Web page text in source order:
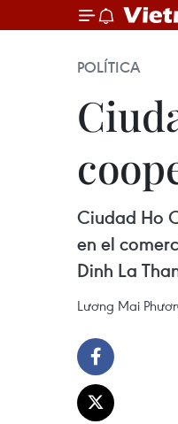
POLÍTICA
Ciudad Ho
en el
Dinh La
Lương Mai